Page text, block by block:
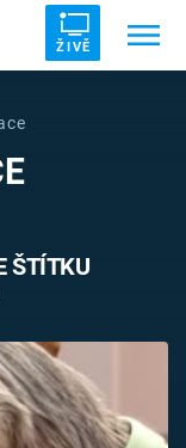
ŽIVĚ
VÁLKA
ŠTÍTKU